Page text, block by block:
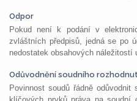
Odpor
Pokud není k podání v
zvláštních předpisů, jedná se po
nedostatek obsahových náležitostí
Odůvodnění soudního
Povinnost soudů řádně